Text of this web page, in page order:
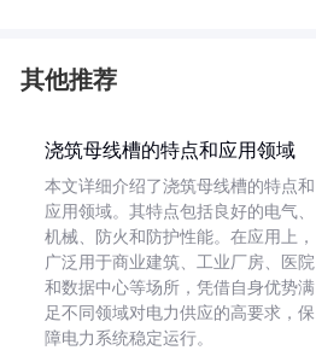
其他推荐
浇筑母线槽的特点和应用领域
本文详细介绍了浇筑母线槽的特点和
应用领域。其特点包括良好的电气、
机械、防火和防护性能。在应用上，
广泛用于商业建筑、工业厂房、医院
和数据中心等场所，凭借自身优势满
足不同领域对电力供应的高要求，保
障电力系统稳定运行。